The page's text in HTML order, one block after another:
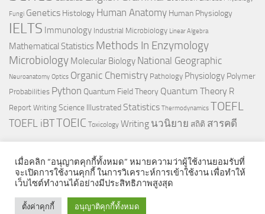
Fungi Genetics Histology Human Anatomy Human Physiology
IELTS Immunology Industrial Microbiology Linear Algebra
Mathematical Statistics Methods In Enzymology
Microbiology Molecular Biology National Geographic
Neuroanatomy Optics Organic Chemistry Pathology Physiology Polymer
Probabilities Python Quantum Field Theory Quantum Theory R
Report Writing Science Illustrated Statistics Thermodynamics TOEFL
TOEFL iBTTOEIC Toxicology Writing นวนิยาย สถิติ สารคดี
© 2026. All Rights Reserved.
เมื่อคลิก “อนุญาตคุกกี้ทั้งหมด” หมายความว่าผู้ใช้งานยอมรับที่
จะเปิดการใช้งานคุกกี้ ในการวิเคราะห์การเข้าใช้งาน เพื่อทำให้
เว็บไซต์ทำงานได้อย่างมีประสิทธิภาพสูงสุด
ตั้งค่าคุกกี้ อนุญาติคุกกี้ทั้งหมด